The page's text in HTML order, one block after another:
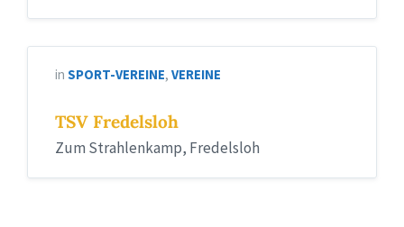
in SPORT-VEREINE, VEREINE
TSV Fredelsloh
Zum Strahlenkamp, Fredelsloh